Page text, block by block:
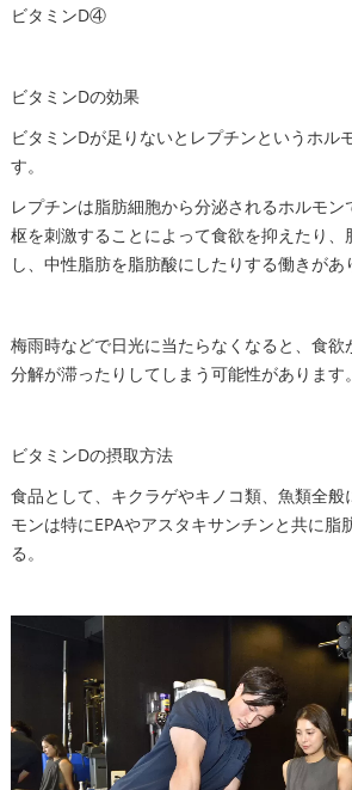
ビタミンD④
ビタミンDの効果
ビタミンDが足りないとレプチンというホル
す。
レプチンは脂肪細胞から分泌されるホルモン
枢を刺激することによって食欲を抑えたり、
し、中性脂肪を脂肪酸にしたりする働きがあ
梅雨時などで日光に当たらなくなると、食
分解が滞ったりしてしまう可能性があります。
ビタミンDの摂取方法
食品として、キクラゲやキノコ類、魚類全般
モンは特にEPAやアスタキサンチンと共に脂
る。